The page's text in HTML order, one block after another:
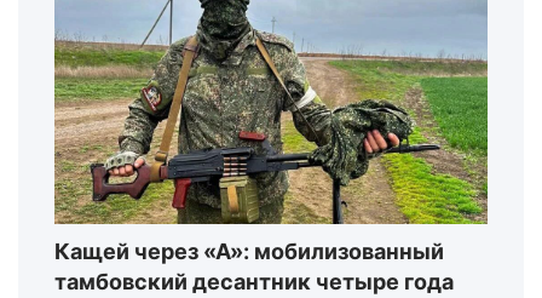
Кащей через «А»: мобилизованный
тамбовский десантник четыре года